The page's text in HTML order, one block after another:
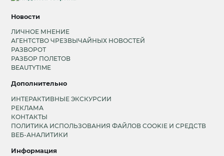
Новости
ЛИЧНОЕ МНЕНИЕ
АГЕНТСТВО ЧРЕЗВЫЧАЙНЫХ НОВОСТЕЙ
РАЗВОРОТ
РАЗБОР ПОЛЕТОВ
BEAUTYTIME
Дополнительно
ИНТЕРАКТИВНЫЕ ЭКСКУРСИИ
РЕКЛАМА
КОНТАКТЫ
ПОЛИТИКА ИСПОЛЬЗОВАНИЯ ФАЙЛОВ COOKIE И СРЕДСТВ
ВЕБ-АНАЛИТИКИ
Информация